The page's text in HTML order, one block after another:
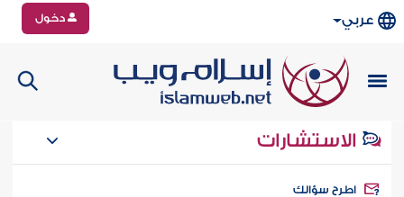
عربي دخول
الاستشارات